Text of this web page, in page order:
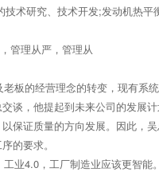
技术研究、技术开发;发动机热平
管理从严，管理从
板的经营理念的转变，现有系
谈，他提起到未来公司的发展
保证质量的方向发展。因此，
的要求。
工业4.0 ，工厂制造业应该更智能